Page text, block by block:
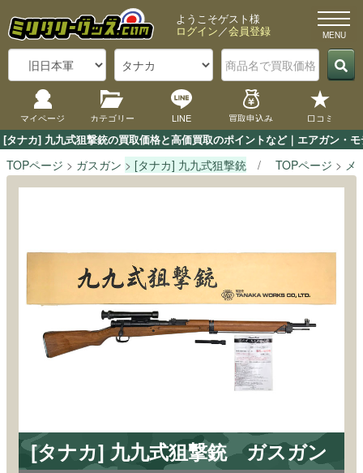
[タナカ] 九九式狙撃銃の買取価格と高価買取のポイントなど｜エアガン・
ようこそゲスト様
ログイン／会員登録
マイページ カテゴリー LINE 買取申込み 口コミ
TOPページ ガスガン [タナカ] 九九式狙撃銃 TOPページ メ
[タナカ] 九九式狙撃銃 ガスガン